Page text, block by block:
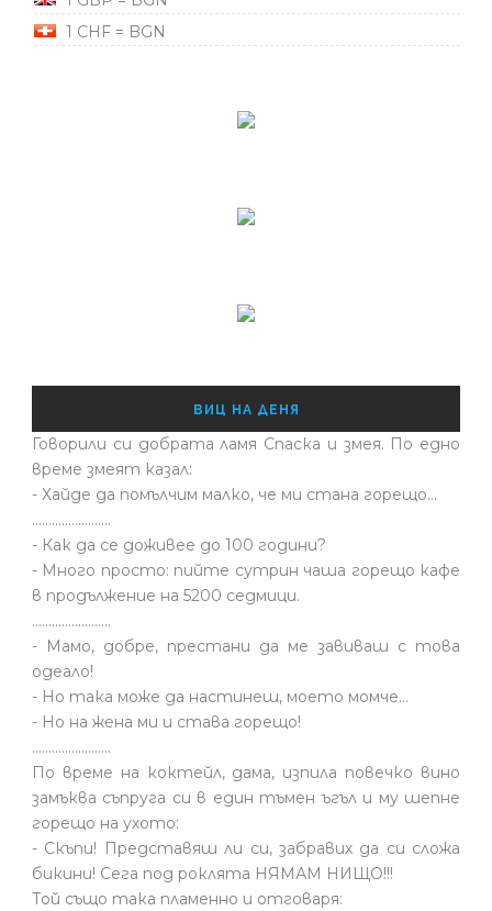
1 CHF = BGN
ВИЦ НА ДЕНЯ
Говорили си добрата ламя Спаска и змея. По едно
време змеят казал:
- Хайде да помълчим малко, че ми стана горещо...
........................
- Как да се доживее до 100 години?
- Много просто: пийте сутрин чаша горещо кафе
в продължение на 5200 седмици.
........................
- Мамо, добре, престани да ме завиваш с това
одеало!
- Но така може да настинеш, моето момче…
- Но на жена ми и става горещо!
........................
По време на коктейл, дама, изпила повечко вино
замъква съпруга си в един тъмен ъгъл и му шепне
горещо на ухото:
- Скъпи! Представяш ли си, забравих да си сложа
бикини! Сега под роклята НЯМАМ НИЩО!!!
Той също така пламенно и отговаря: